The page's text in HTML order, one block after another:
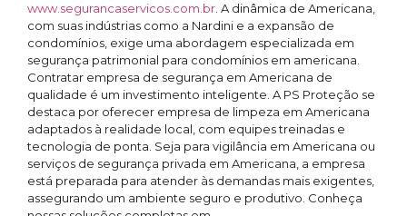
www.segurancaservicos.com.br . A dinâmica de Americana,
com suas indústrias como a Nardini e a expansão de
condomínios, exige uma abordagem especializada em
segurança patrimonial para condomínios em americana.
Contratar empresa de segurança em Americana de
qualidade é um investimento inteligente. A PS Proteção se
destaca por oferecer empresa de limpeza em Americana
adaptados à realidade local, com equipes treinadas e
tecnologia de ponta. Seja para vigilância em Americana ou
serviços de segurança privada em Americana, a empresa
está preparada para atender às demandas mais exigentes,
assegurando um ambiente seguro e produtivo. Conheça